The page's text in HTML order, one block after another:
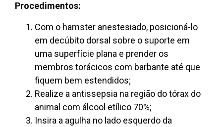
Procedimentos:
Com o hamster anestesiado, posicioná-lo
em decúbito dorsal sobre o suporte em
uma superfície plana e prender os
membros torácicos com barbante até que
fiquem bem estendidos;
Realize a antissepsia na região do tórax do
animal com álcool etílico 70%;
Insira a agulha no lado esquerdo da